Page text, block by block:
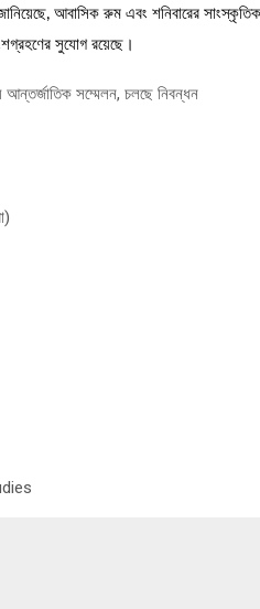
আবাসিক রুম এবং শনিবারের
সুযোগ রয়েছে।